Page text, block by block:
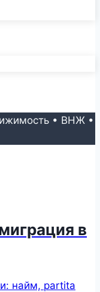
• ВНЖ •
в
найм, partita